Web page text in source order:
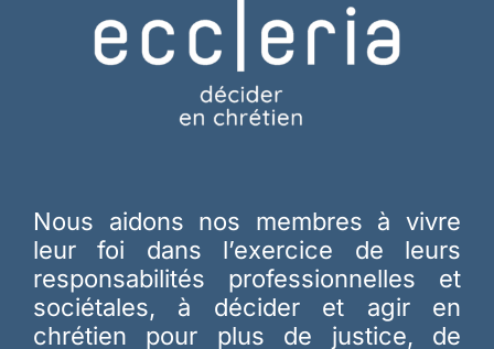
Nous aidons nos membres à vivre
leur foi dans l’exercice de leurs
responsabilités professionnelles et
sociétales, à décider et agir en
chrétien pour plus de justice, de